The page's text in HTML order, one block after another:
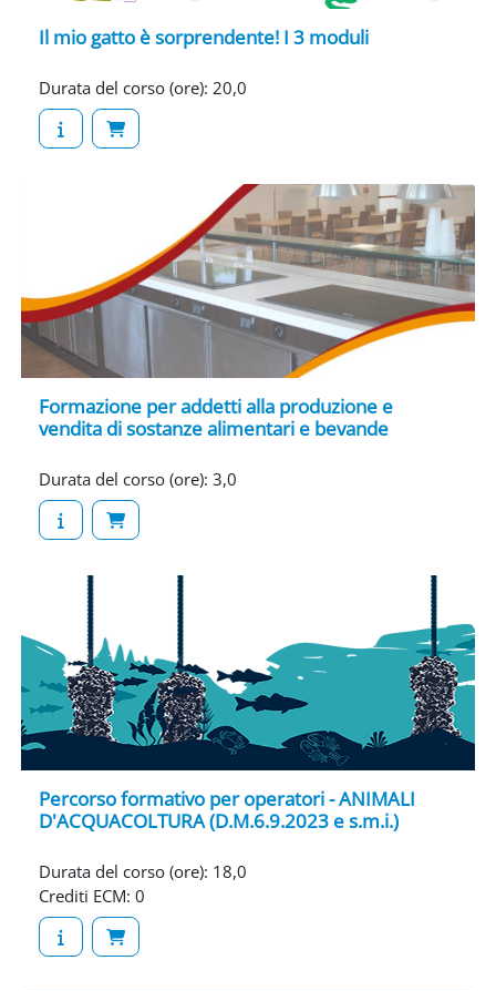
Il mio gatto è sorprendente! I 3 moduli
Durata del corso (ore): 20,0
Formazione per addetti alla produzione e
vendita di sostanze alimentari e bevande
Durata del corso (ore): 3,0
Percorso formativo per operatori - ANIMALI
D'ACQUACOLTURA (D.M.6.9.2023 e s.m.i.)
Durata del corso (ore): 18,0
Crediti ECM: 0